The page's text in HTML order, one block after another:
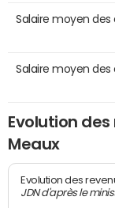
Salaire moyen des
Salaire moyen des
Evolution
Meaux
Evolution des
JDN d'après le